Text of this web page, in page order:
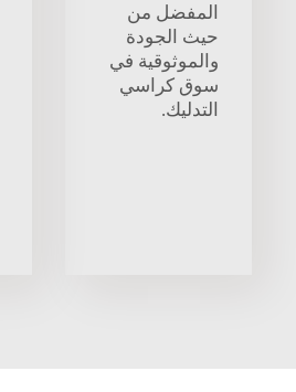
المفضل من
حيث الجودة
والموثوقية في
سوق كراسي
التدليك.